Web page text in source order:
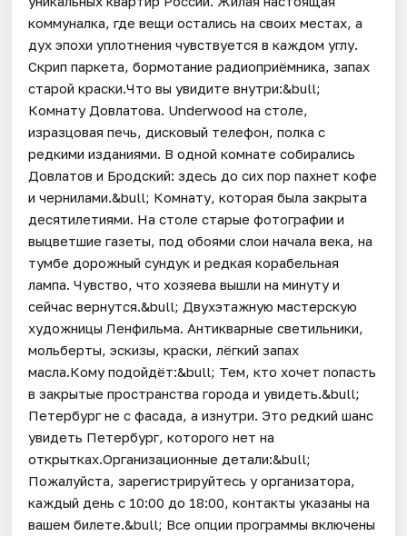
коммуналка, где вещи остались на своих местах, а
дух эпохи уплотнения чувствуется в каждом углу.
Скрип паркета, бормотание радиоприёмника, запах
старой краски.Что вы увидите внутри:&bull;
Комнату Довлатова. Underwood на столе,
изразцовая печь, дисковый телефон, полка с
редкими изданиями. В одной комнате собирались
Довлатов и Бродский: здесь до сих пор пахнет кофе
и чернилами.&bull; Комнату, которая была закрыта
десятилетиями. На столе старые фотографии и
выцветшие газеты, под обоями слои начала века, на
тумбе дорожный сундук и редкая корабельная
лампа. Чувство, что хозяева вышли на минуту и
сейчас вернутся.&bull; Двухэтажную мастерскую
художницы Ленфильма. Антикварные светильники,
мольберты, эскизы, краски, лёгкий запах
масла.Кому подойдёт:&bull; Тем, кто хочет попасть
в закрытые пространства города и увидеть.&bull;
Петербург не с фасада, а изнутри. Это редкий шанс
увидеть Петербург, которого нет на
открытках.Организационные детали:&bull;
Пожалуйста, зарегистрируйтесь у организатора,
каждый день c 10:00 до 18:00, контакты указаны на
вашем билете.&bull; Все опции программы включены